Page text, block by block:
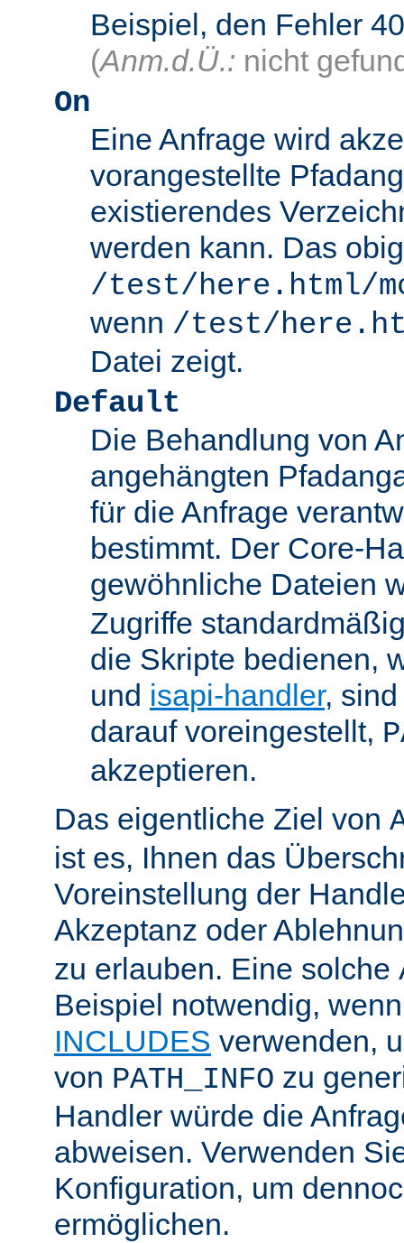
Beispiel, den Fehler
(Anm.d.Ü.: nicht
On
Eine Anfrage wird
vorangestellte
existierendes
werden kann. Das
/test/here.html/
wenn /test/
Datei zeigt.
Default
Die Behandlung von
angehängten
für die Anfrage
bestimmt. Der Core-
gewöhnliche Dateien
Zugriffe
die Skripte bedienen,
und isapi-handler,
darauf voreingestellt,
akzeptieren.
Das eigentliche Ziel von
ist es, Ihnen das
Voreinstellung der
Akzeptanz oder
zu erlauben. Eine solche
Beispiel notwendig,
INCLUDES verwenden,
von PATH_INFO zu
Handler würde die
abweisen. Verwenden
Konfiguration, um
ermöglichen.